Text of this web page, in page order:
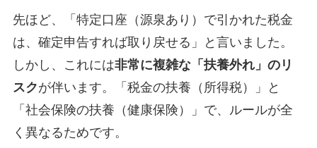
先ほど、「特定口座（源泉あり）で引かれた税金
は、確定申告すれば取り戻せる」と言いました。
しかし、これには非常に複雑な「扶養外れ」のリ
スクが伴います。「税金の扶養（所得税）」と
「社会保険の扶養（健康保険）」で、ルールが全
く異なるためです。